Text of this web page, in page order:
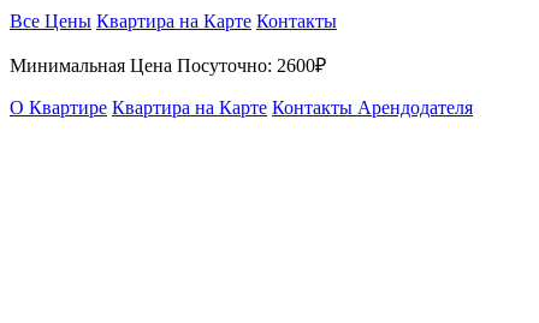
Все Цены Квартира на Карте Контакты
Минимальная Цена Посуточно: 2600₽
О Квартире Квартира на Карте Контакты Арендодателя